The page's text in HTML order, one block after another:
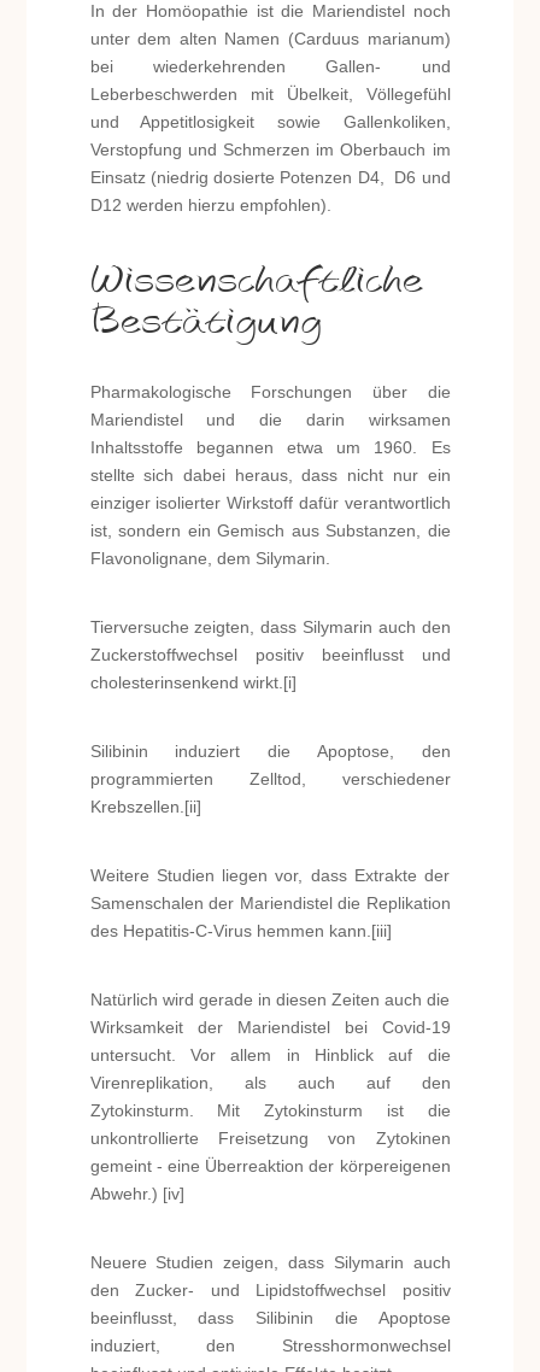
In der Homöopathie ist die Mariendistel noch
unter dem alten Namen (Carduus marianum)
bei wiederkehrenden Gallen- und
Leberbeschwerden mit Übelkeit, Völlegefühl
und Appetitlosigkeit sowie Gallenkoliken,
Verstopfung und Schmerzen im Oberbauch im
Einsatz (niedrig dosierte Potenzen D4, D6 und
D12 werden hierzu empfohlen).
Wissenschaftliche
Bestätigung
Pharmakologische Forschungen über die
Mariendistel und die darin wirksamen
Inhaltsstoffe begannen etwa um 1960. Es
stellte sich dabei heraus, dass nicht nur ein
einziger isolierter Wirkstoff dafür verantwortlich
ist, sondern ein Gemisch aus Substanzen, die
Flavonolignane, dem Silymarin.
Tierversuche zeigten, dass Silymarin auch den
Zuckerstoffwechsel positiv beeinflusst und
cholesterinsenkend wirkt.[i]
Silibinin induziert die Apoptose, den
programmierten Zelltod, verschiedener
Krebszellen.[ii]
Weitere Studien liegen vor, dass Extrakte der
Samenschalen der Mariendistel die Replikation
des Hepatitis-C-Virus hemmen kann.[iii]
Natürlich wird gerade in diesen Zeiten auch die
Wirksamkeit der Mariendistel bei Covid-19
untersucht. Vor allem in Hinblick auf die
Virenreplikation, als auch auf den
Zytokinsturm. Mit Zytokinsturm ist die
unkontrollierte Freisetzung von Zytokinen
gemeint - eine Überreaktion der körpereigenen
Abwehr.) [iv]
Neuere Studien zeigen, dass Silymarin auch
den Zucker- und Lipidstoffwechsel positiv
beeinflusst, dass Silibinin die Apoptose
induziert, den Stresshormonwechsel